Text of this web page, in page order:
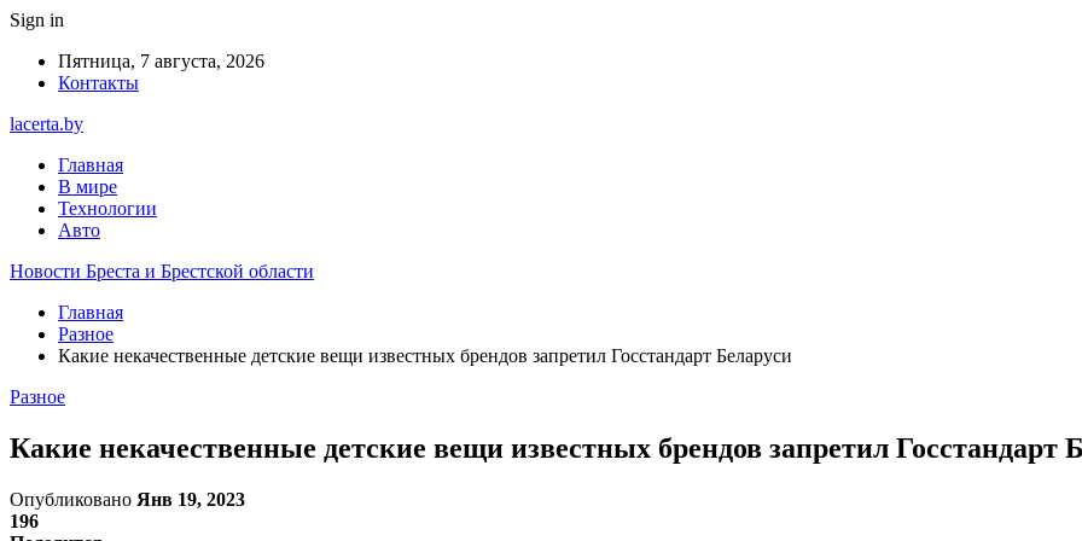
Sign in
Пятница, 7 августа, 2026
Контакты
lacerta.by
Главная
В мире
Технологии
Авто
Новости Бреста и Брестской области
Главная
Разное
Какие некачественные детские вещи известных брендов запретил Госстандарт Беларуси
Разное
Какие некачественные детские вещи известных брендов запретил Госстандарт
Опубликовано Янв 19, 2023
196